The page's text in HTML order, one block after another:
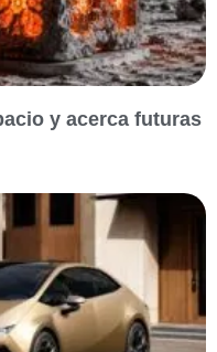
y acerca futuras